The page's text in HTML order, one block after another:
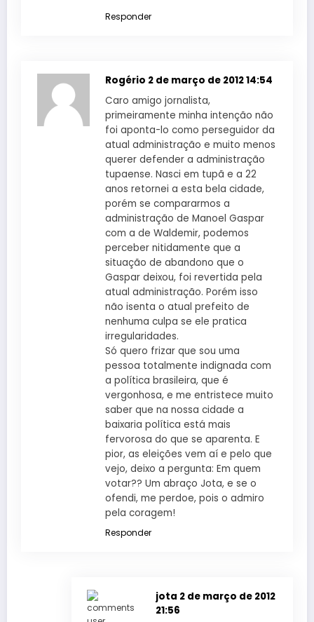
Responder
Rogério 2 de março de 2012 14:54
Caro amigo jornalista,
primeiramente minha intenção não
foi aponta-lo como perseguidor da
atual administração e muito menos
querer defender a administração
tupaense. Nasci em tupã e a 22
anos retornei a esta bela cidade,
porém se compararmos a
administração de Manoel Gaspar
com a de Waldemir, podemos
perceber nitidamente que a
situação de abandono que o
Gaspar deixou, foi revertida pela
atual administração. Porém isso
não isenta o atual prefeito de
nenhuma culpa se ele pratica
irregularidades.
Só quero frizar que sou uma
pessoa totalmente indignada com
a política brasileira, que é
vergonhosa, e me entristece muito
saber que na nossa cidade a
baixaria política está mais
fervorosa do que se aparenta. E
pior, as eleições vem aí e pelo que
vejo, deixo a pergunta: Em quem
votar?? Um abraço Jota, e se o
ofendi, me perdoe, pois o admiro
pela coragem!
Responder
jota 2 de março de 2012
21:56